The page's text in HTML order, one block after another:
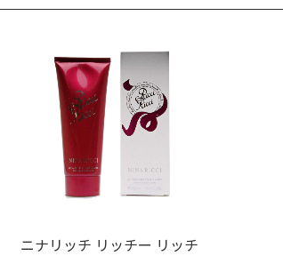
ニナリッチ リッチー リッチ